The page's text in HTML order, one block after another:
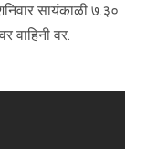
सायंकाळी ७.३०
वाहिनी वर.